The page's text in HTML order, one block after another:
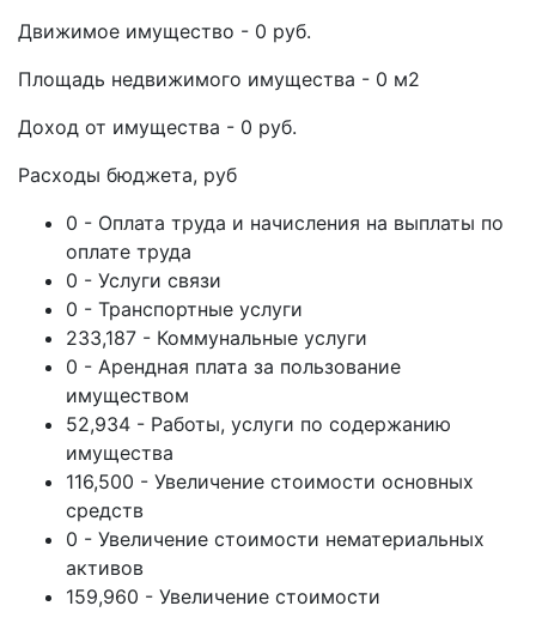
Движимое имущество - 0 руб.
Площадь недвижимого имущества - 0 м2
Доход от имущества - 0 руб.
Расходы бюджета, руб
0 - Оплата труда и начисления на выплаты по
оплате труда
0 - Услуги связи
0 - Транспортные услуги
233,187 - Коммунальные услуги
0 - Арендная плата за пользование
имуществом
52,934 - Работы, услуги по содержанию
имущества
116,500 - Увеличение стоимости основных
средств
0 - Увеличение стоимости нематериальных
активов
159,960 - Увеличение стоимости